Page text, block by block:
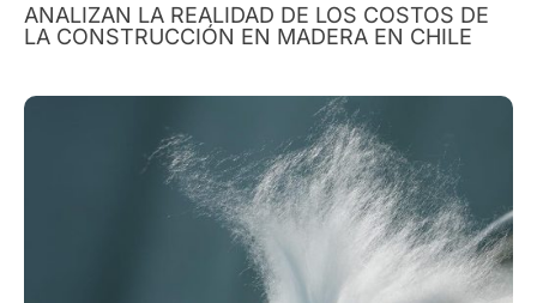
ANALIZAN LA REALIDAD DE LOS COSTOS DE
LA CONSTRUCCIÓN EN MADERA EN CHILE